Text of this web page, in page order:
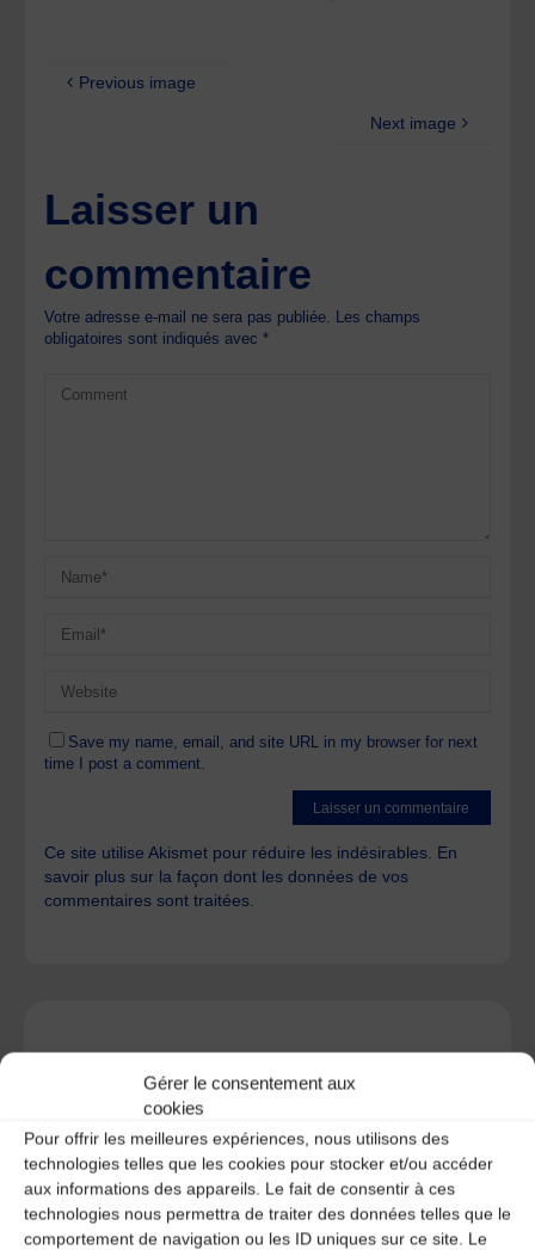
Gérer le consentement aux
cookies
Pour offrir les meilleures expériences, nous utilisons des
technologies telles que les cookies pour stocker et/ou accéder
aux informations des appareils. Le fait de consentir à ces
technologies nous permettra de traiter des données telles que le
comportement de navigation ou les ID uniques sur ce site. Le
Previous image
Next image
Laisser un
commentaire
Votre adresse e-mail ne sera pas publiée. Les champs
obligatoires sont indiqués avec*
Save my name, email, and site URL in my browser for next
time I post a comment.
Ce site utilise Akismet pour réduire les indésirables. En
savoir plus sur la façon dont les données de vos
commentaires sont traitées.
A DECOUVRIR :